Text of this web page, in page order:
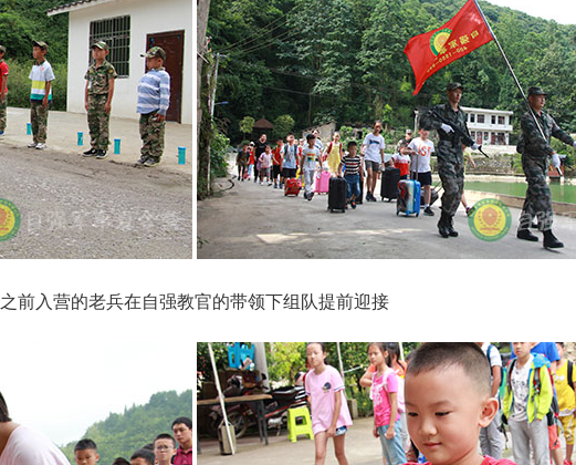
之前入营的老兵在自强教官的带领下组队提前迎接